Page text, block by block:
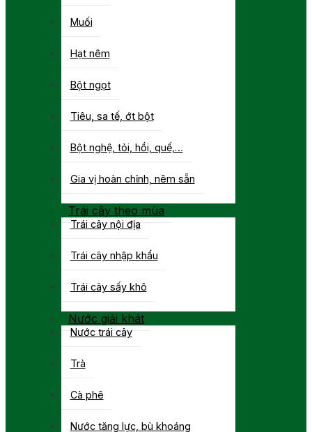
Muối
Hạt nêm
Bột ngọt
Tiêu, sa tế, ớt bột
Bột nghệ, tỏi, hồi, quế,…
Gia vị hoàn chỉnh, nêm sẵn
Trái cây theo mùa
Trái cây nội địa
Trái cây nhập khẩu
Trái cây sấy khô
Nước giải khát
Nước trái cây
Trà
Cà phê
Nước tăng lực, bù khoáng